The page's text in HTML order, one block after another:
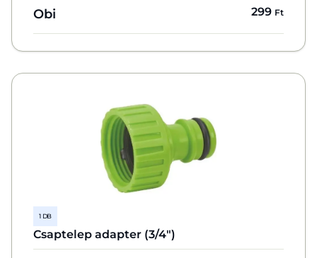
Obi 299 Ft
1 DB
Csaptelep adapter (3/4")